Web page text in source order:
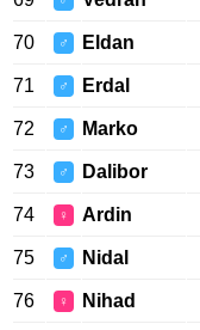
70 ♂ Eldan
71 ♂ Erdal
72 ♂ Marko
73 ♂ Dalibor
74 ♀ Ardin
75 ♂ Nidal
76 ♀ Nihad